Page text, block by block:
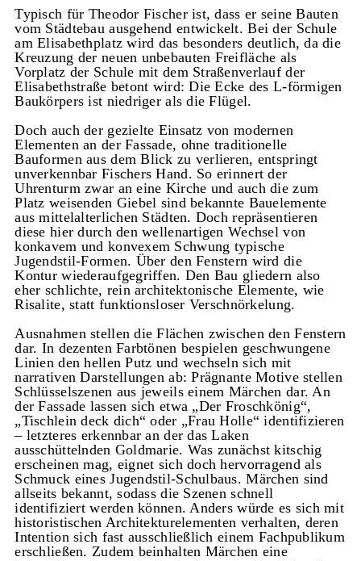
Typisch für Theodor Fischer ist, dass er seine Bauten
vom Städtebau ausgehend entwickelt. Bei der Schule
am Elisabethplatz wird das besonders deutlich, da die
Kreuzung der neuen unbebauten Freifläche als
Vorplatz der Schule mit dem Straßenverlauf der
Elisabethstraße betont wird: Die Ecke des L-förmigen
Baukörpers ist niedriger als die Flügel.
Doch auch der gezielte Einsatz von modernen
Elementen an der Fassade, ohne traditionelle
Bauformen aus dem Blick zu verlieren, entspringt
unverkennbar Fischers Hand. So erinnert der
Uhrenturm zwar an eine Kirche und auch die zum
Platz weisenden Giebel sind bekannte Bauelemente
aus mittelalterlichen Städten. Doch repräsentieren
diese hier durch den wellenartigen Wechsel von
konkavem und konvexem Schwung typische
Jugendstil-Formen. Über den Fenstern wird die
Kontur wiederaufgegriffen. Den Bau gliedern also
eher schlichte, rein architektonische Elemente, wie
Risalite, statt funktionsloser Verschnörkelung.
Ausnahmen stellen die Flächen zwischen den Fenstern
dar. In dezenten Farbtönen bespielen geschwungene
Linien den hellen Putz und wechseln sich mit
narrativen Darstellungen ab: Prägnante Motive stellen
Schlüsselszenen aus jeweils einem Märchen dar. An
der Fassade lassen sich etwa „Der Froschkönig“,
„Tischlein deck dich“ oder „Frau Holle“ identifizieren
– letzteres erkennbar an der das Laken
ausschüttelnden Goldmarie. Was zunächst kitschig
erscheinen mag, eignet sich doch hervorragend als
Schmuck eines Jugendstil-Schulbaus. Märchen sind
allseits bekannt, sodass die Szenen schnell
identifiziert werden können. Anders würde es sich mit
historistischen Architekturelementen verhalten, deren
Intention sich fast ausschließlich einem Fachpublikum
erschließen. Zudem beinhalten Märchen eine